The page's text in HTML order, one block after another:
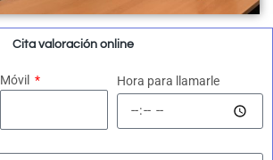
Cita valoración online
Móvil Hora para llamarle